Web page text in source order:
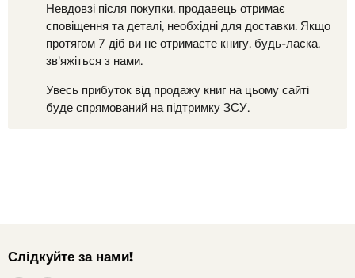
Невдовзі після покупки, продавець отримає
сповіщення та деталі, необхідні для доставки. Якщо
протягом 7 діб ви не отримаєте книгу, будь-ласка,
зв'яжіться з нами.
Увесь прибуток від продажу книг на цьому сайті
буде спрямований на підтримку ЗСУ.
Слідкуйте за нами!